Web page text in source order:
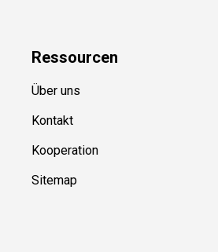
Ressourcen
Über uns
Kontakt
Kooperation
Sitemap